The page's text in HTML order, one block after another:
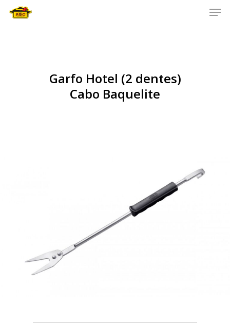
Garfo Hotel (2 dentes)
Cabo Baquelite